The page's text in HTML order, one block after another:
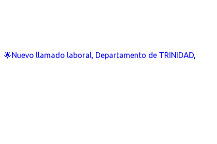
🌟Nuevo llamado laboral, Departamento de TRINIDAD,